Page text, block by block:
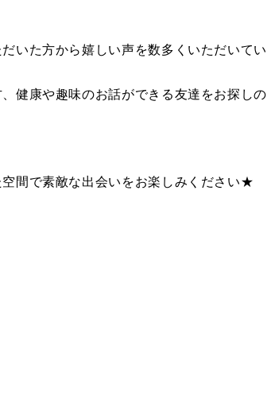
いた方から嬉しい声を数多くいただいて
健康や趣味のお話ができる友達をお探し
間で素敵な出会いをお楽しみください★